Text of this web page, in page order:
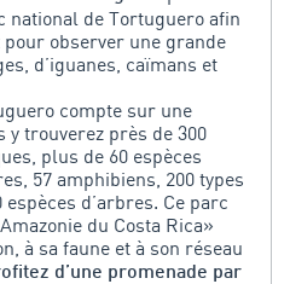
national de Tortuguero afin
observer une grande
d’iguanes, caïmans et
compte sur une
y trouverez près de 300
plus de 60 espèces
57 amphibiens, 200 types
d’arbres. Ce parc
du Costa Rica»
à sa faune et à son réseau
d’une promenade par